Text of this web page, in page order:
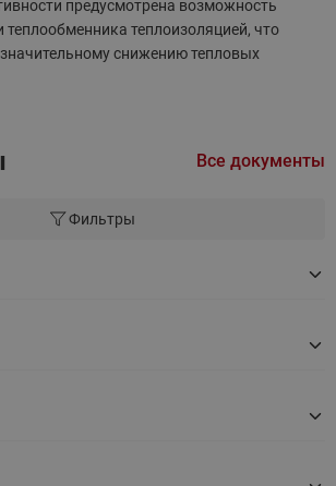
предусмотрена возможность
теплообменника теплоизоляцией, что
значительному снижению тепловых
Все документы
Фильтры